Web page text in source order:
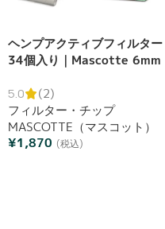
ヘンプアクティブフィルター
34個入り｜Mascotte 6mm
5.0
(2)
フィルター・チップ
MASCOTTE（マスコット）
¥1,870 (税込)